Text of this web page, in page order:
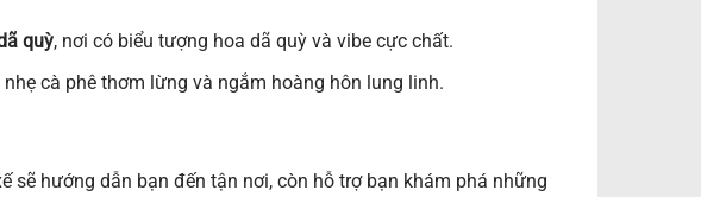
quỳ, nơi có biểu tượng hoa dã quỳ và vibe cực chất.
cà phê thơm lừng và ngắm hoàng hôn lung linh.
sẽ hướng dẫn bạn đến tận nơi, còn hỗ trợ bạn khám phá những